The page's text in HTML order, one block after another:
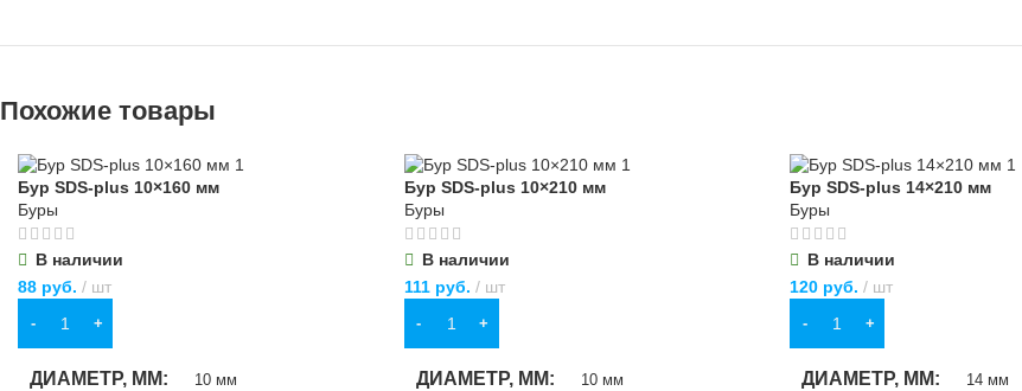
Похожие товары
Бур SDS-plus 10×160 мм
Буры
В наличии
88 руб. шт
В КОРЗИНУ
ДИАМЕТР, ММ 10 мм
Бур SDS-plus 10×210 мм
Буры
В наличии
111руб. шт
В КОРЗИНУ
ДИАМЕТР, ММ 10 мм
Бур SDS-plus 14×210 мм
Буры
В наличии
120 руб. шт
В КОРЗИНУ
ДИАМЕТР, ММ 14 мм